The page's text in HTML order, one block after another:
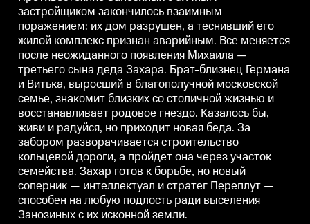
благополучной московской
семье, знакомит близких со
столичной жизнью и
восстанавливает родовое
гнездо. Казалось бы, живи и
радуйся, но приходит новая
беда. За забором
разворачивается строительство
кольцевой дороги, а пройдет
она через участок семейства.
Захар готов к борьбе, но новый
соперник — интеллектуал и
стратег Переплут — способен на
любую подлость ради
выселения Занозиных с их
исконной земли.
благополучной московской
семье, знакомит близких со
столичной жизнью и
восстанавливает родовое
гнездо. Казалось бы, живи и
радуйся, но приходит новая
беда. За забором
разворачивается строительство
кольцевой дороги, а пройдет
она через участок семейства.
Захар готов к борьбе, но новый
соперник — интеллектуал и
стратег Переплут — способен на
любую подлость ради
выселения Занозиных с их
исконной земли.
застройщиком закончилось взаимным
поражением: их дом разрушен, а теснивший его
жилой комплекс признан аварийным. Все меняется
после неожиданного появления Михаила —
третьего сына деда Захара. Брат-близнец Германа
и Витька, выросший в благополучной московской
семье, знакомит близких со столичной жизнью и
восстанавливает родовое гнездо. Казалось бы,
живи и радуйся, но приходит новая беда. За
забором разворачивается строительство
кольцевой дороги, а пройдет она через участок
семейства. Захар готов к борьбе, но новый
соперник — интеллектуал и стратег Переплут —
способен на любую подлость ради выселения
Занозиных с их исконной земли.